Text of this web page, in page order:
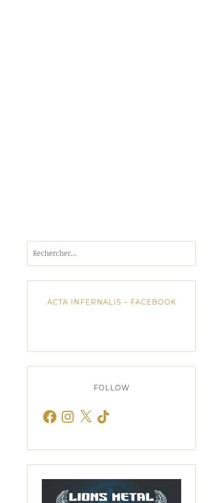
ACTA INFERNALIS – FACEBOOK
FOLLOW
FacebookInstagram
X TikTok